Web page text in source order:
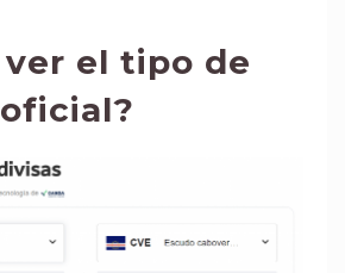
ver el tipo de